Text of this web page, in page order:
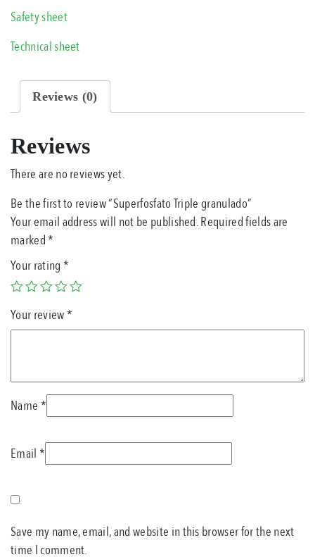
Safety sheet
Technical sheet
Reviews (0)
Reviews
There are no reviews yet.
Be the first to review “Superfosfato Triple granulado”
Your email address will not be published.Required fields are
marked*
Your rating *
Your review*
Name *
Email *
Save my name, email, and website in this browser for the next
time I comment.